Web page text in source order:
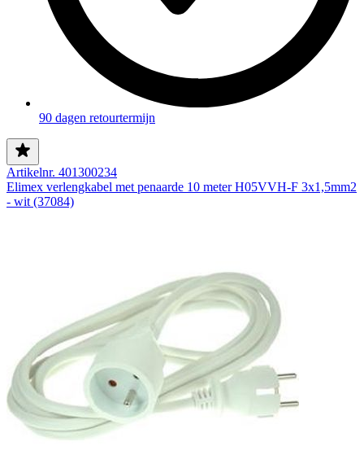
90 dagen retourtermijn
Artikelnr. 401300234
Elimex verlengkabel met penaarde 10 meter H05VVH-F 3x1,5mm2
- wit (37084)